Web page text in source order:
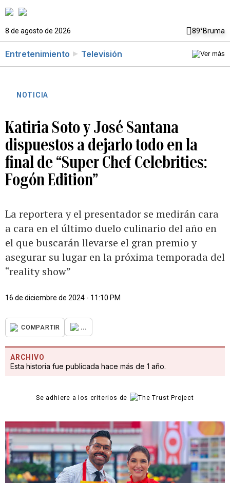
8 de agosto de 2026 89°Bruma
Entretenimiento Televisión
NOTICIA
Katiria Soto y José Santana
dispuestos a dejarlo todo en la
final de “Super Chef Celebrities:
Fogón Edition”
La reportera y el presentador se medirán cara
a cara en el último duelo culinario del año en
el que buscarán llevarse el gran premio y
asegurar su lugar en la próxima temporada del
“reality show”
16 de diciembre de 2024 - 11:10 PM
COMPARTIR ...
ARCHIVO
Esta historia fue publicada hace más de 1 año.
Se adhiere a los criterios de